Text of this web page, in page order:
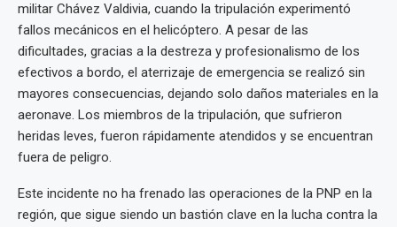
militar Chávez Valdivia, cuando la tripulación experimentó
fallos mecánicos en el helicóptero. A pesar de las
dificultades, gracias a la destreza y profesionalismo de los
efectivos a bordo, el aterrizaje de emergencia se realizó sin
mayores consecuencias, dejando solo daños materiales en la
aeronave. Los miembros de la tripulación, que sufrieron
heridas leves, fueron rápidamente atendidos y se encuentran
fuera de peligro.
Este incidente no ha frenado las operaciones de la PNP en la
región, que sigue siendo un bastión clave en la lucha contra la